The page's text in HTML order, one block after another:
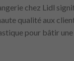
chez Lidl
qualité aux
pour bâtir une